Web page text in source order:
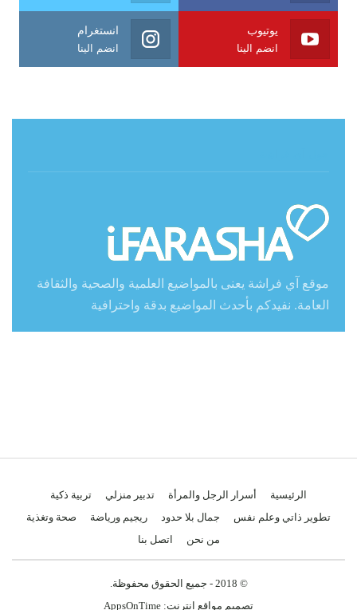
يوتيوب
انضم الينا
انستغرام
انضم الينا
موقع آي فراشة يعنى بالمواضيع العلمية والصحية والثقافة
العامة. نفيدكم بأحدث المواضيع بدقة واحترافية
الرئيسية أسرار الرجل والمرأة تدبير منزلي
تربية ذكية
تطوير ذاتي وعلم نفس
جمال بلا حدود ريجيم ورياضة
صحة وتغذية
من نحن
اتصل بنا
© 2018 - جميع الحقوق محفوظة.
تصميم مواقع انترنت: AppsOnTime